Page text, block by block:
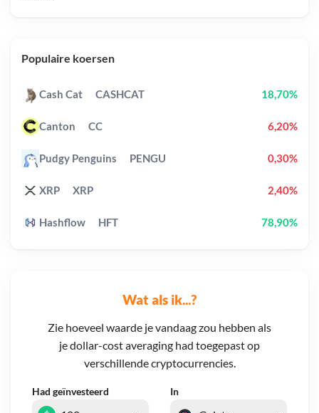
Wat als ik...?
Zie hoeveel waarde je vandaag zou hebben als
je dollar-cost averaging had toegepast op
verschillende cryptocurrencies.
Had geïnvesteerd In
Populaire koersen
Cash Cat CASHCAT 18,70%
Canton CC 6,20%
Pudgy Penguins PENGU 0,30%
XRP XRP 2,40%
Hashflow HFT 78,90%